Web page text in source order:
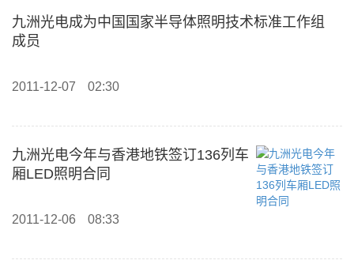
九洲光电成为中国国家半导体照明技术标准工作组
成员
2011-12-07 02:30
九洲光电今年与香港地铁签订136列车
厢LED照明合同
2011-12-06 08:33